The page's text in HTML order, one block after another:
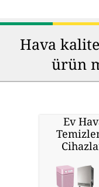
Hava
ürün
Ev